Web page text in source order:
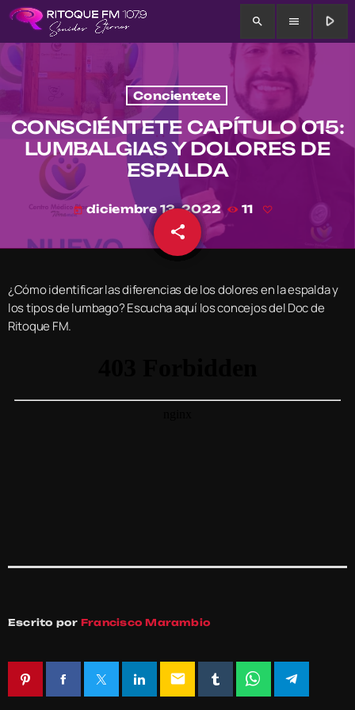
search menu play_arrow
Concientete
CONSCIÉNTETE CAPÍTULO 015:
LUMBALGIAS Y DOLORES DE
ESPALDA
today diciembre 13, 2022 11
share
email
¿Cómo identificar las diferencias de los dolores en la espalda y
los tipos de lumbago? Escucha aquí los concejos del Doc de
Ritoque FM.
Escrito por Francisco Marambio
email